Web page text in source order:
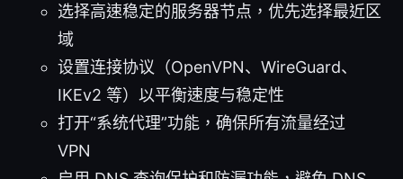
选择高速稳定的服务器节点，优先选择最近区
域
设置连接协议（OpenVPN、WireGuard、
IKEv2 等）以平衡速度与稳定性
打开“系统代理”功能，确保所有流量经过
VPN